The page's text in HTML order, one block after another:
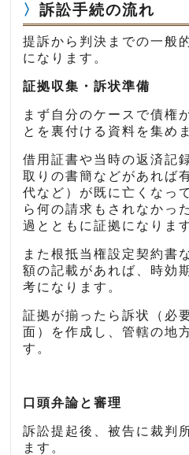
訴訟手続の流れ
提訴から判決までの一般
になります。
証拠収集・訴状準備
まず自分のケースで債権
とを裏付ける資料を集め
借用証書や当時の返済記
取りの書簡などがあれば
代など）が既に亡くなっ
ら何の請求もされなかっ
過とともに証拠になりま
また根抵当権設定契約書
額の記載があれば、時効
考になります。
証拠が揃ったら訴状（必
面）を作成し、管轄の地
す。
口頭弁論と審理
訴訟提起後、被告に裁判
ます。